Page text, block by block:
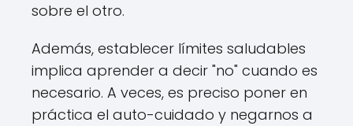
sobre el otro.
Además, establecer límites saludables
implica aprender a decir "no" cuando es
necesario. A veces, es preciso poner en
práctica el auto-cuidado y negarnos a